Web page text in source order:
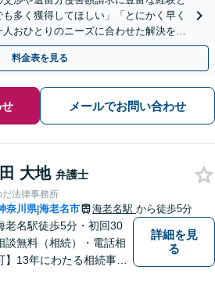
多く獲得してほしい」「とにかく早く
おひとりのニーズに合わせた解決を目
料金表を見る
メールでお問い合わせ
大地 弁護士
だ法律事務所
奈川県|海老名市 海老名駅 から徒歩5分
老名駅徒歩5分・初回30
談無料（相続）・電話相
】13年にわたる相続事件
詳細を見
る